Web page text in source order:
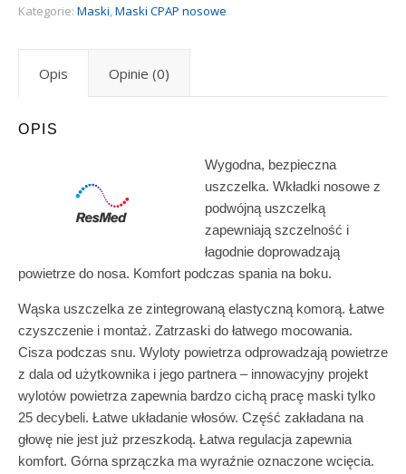
Kategorie: Maski,Maski CPAP nosowe
Opis Opinie (0)
OPIS
Wygodna, bezpieczna
uszczelka. Wkładki nosowe z
podwójną uszczelką
zapewniają szczelność i
łagodnie doprowadzają
powietrze do nosa. Komfort podczas spania na boku.
Wąska uszczelka ze zintegrowaną elastyczną komorą. Łatwe
czyszczenie i montaż. Zatrzaski do łatwego mocowania.
Cisza podczas snu. Wyloty powietrza odprowadzają powietrze
z dala od użytkownika i jego partnera – innowacyjny projekt
wylotów powietrza zapewnia bardzo cichą pracę maski tylko
25 decybeli. Łatwe układanie włosów. Część zakładana na
głowę nie jest już przeszkodą. Łatwa regulacja zapewnia
komfort. Górna sprzączka ma wyraźnie oznaczone wcięcia.